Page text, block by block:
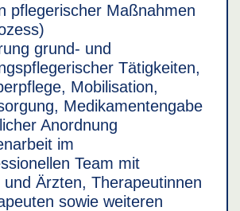
pflegerischer Maßnahmen
grund- und
Tätigkeiten,
Mobilisation,
Medikamentengabe
Anordnung
im
Team mit
und Ärzten, Therapeutinnen
sowie weiteren